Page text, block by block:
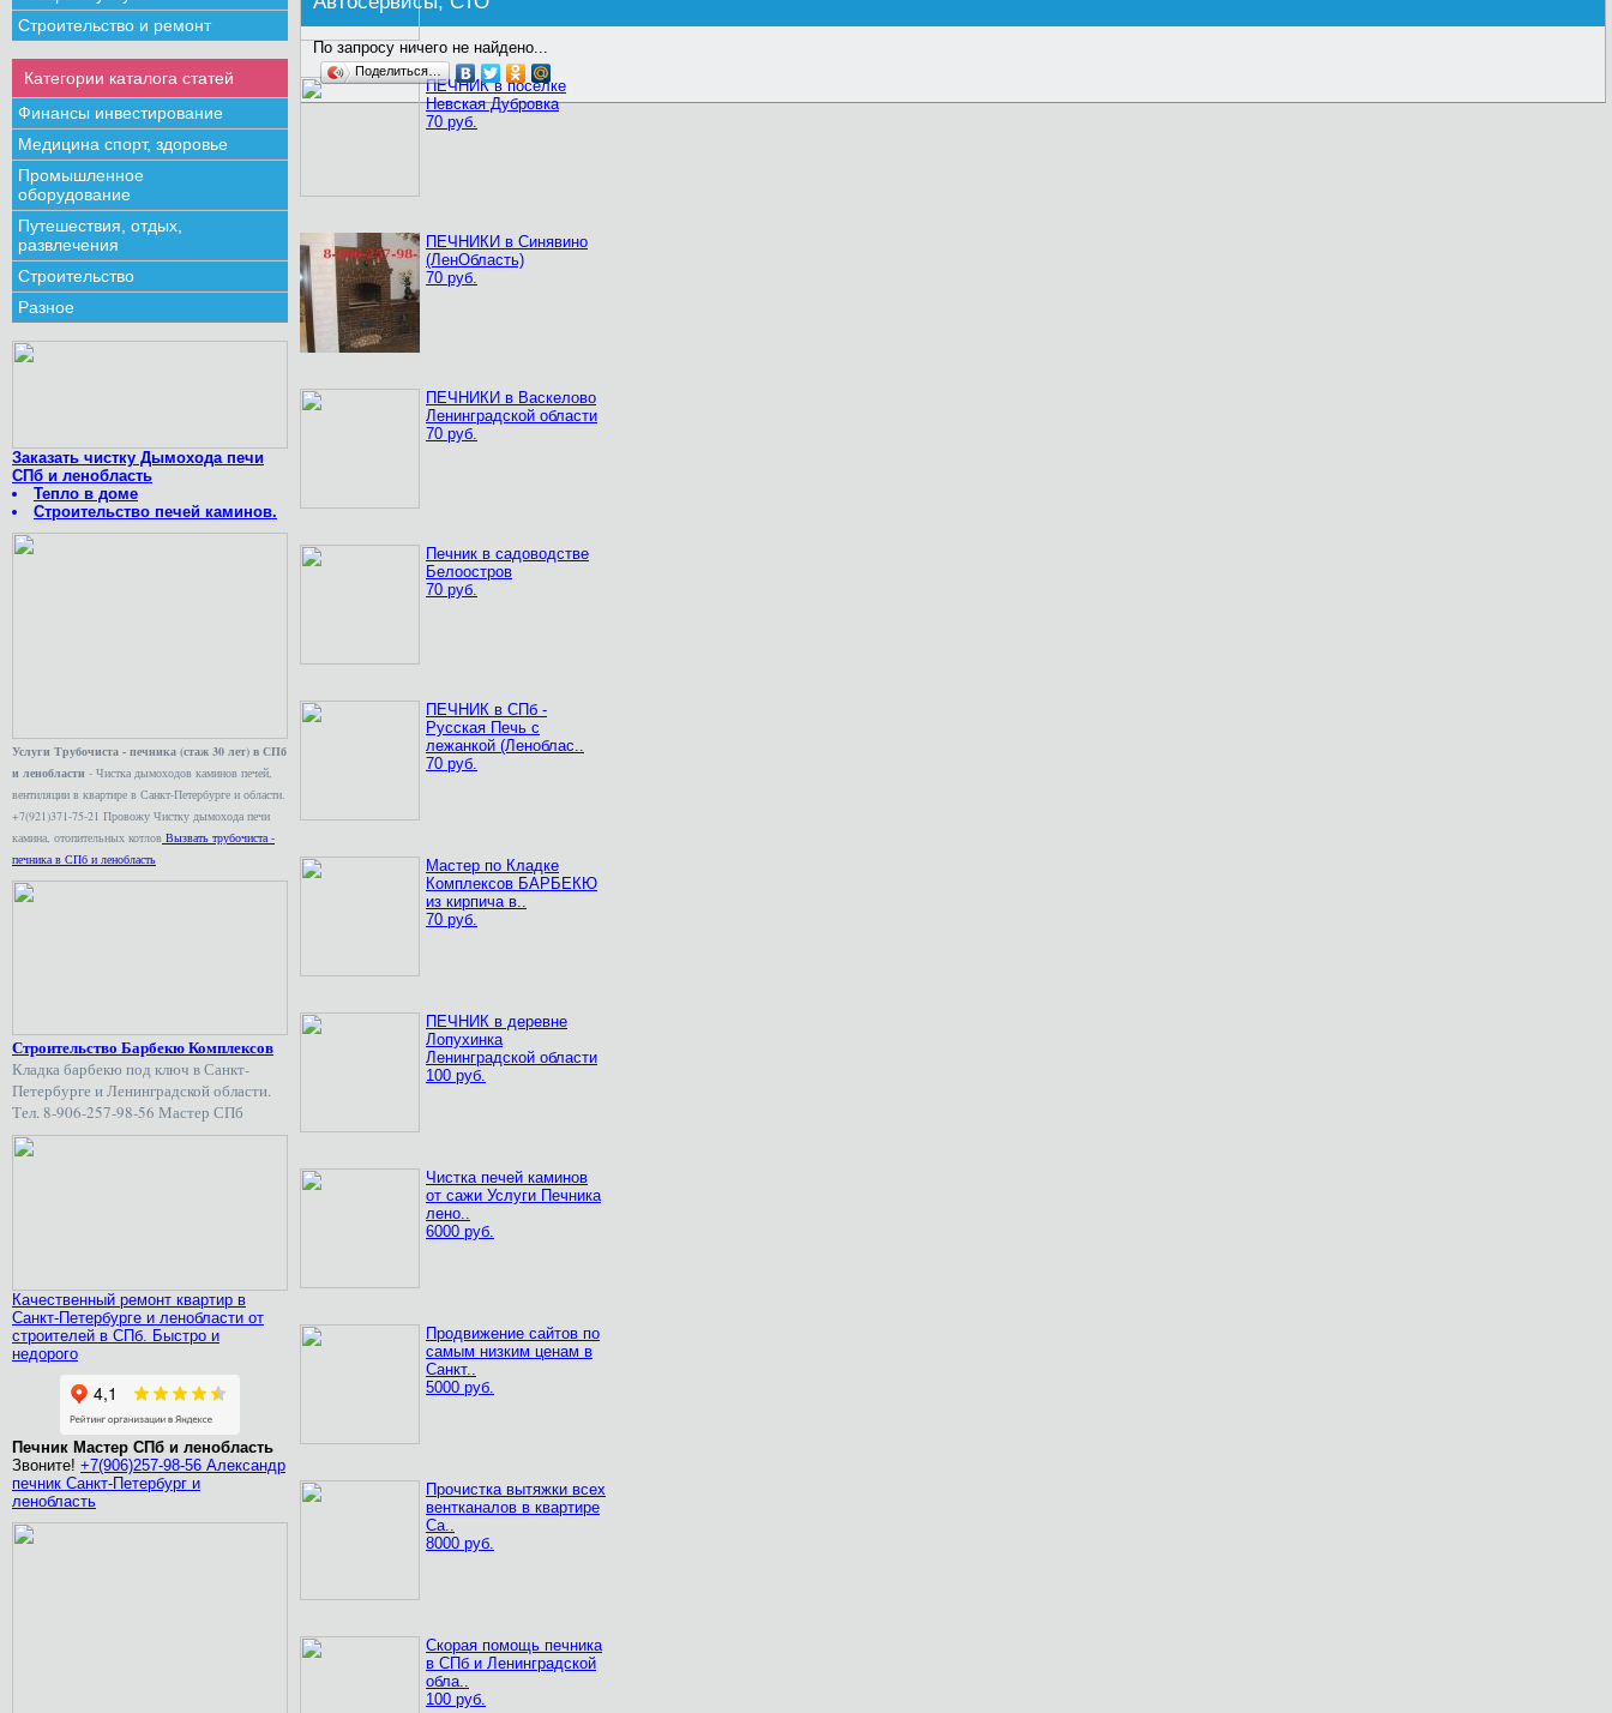
ПЕЧНИК в поселке
Невская Дубровка
70 руб.
ПЕЧНИКИ в Синявино
(ЛенОбласть)
70 руб.
ПЕЧНИКИ в Васкелово
Ленинградской области
70 руб.
Печник в садоводстве
Белоостров
70 руб.
ПЕЧНИК в СПб -
Русская Печь с
лежанкой (Леноблас..
70 руб.
Мастер по Кладке
Комплексов БАРБЕКЮ
из кирпича в..
70 руб.
ПЕЧНИК в деревне
Лопухинка
Ленинградской области
100 руб.
Чистка печей каминов
от сажи Услуги Печника
лено..
6000 руб.
Продвижение сайтов по
самым низким ценам в
Санкт..
5000 руб.
Прочистка вытяжки всех
вентканалов в квартире
Са..
8000 руб.
Скорая помощь печника
в СПб и Ленинградской
обла..
100 руб.
По запросу ничего не найдено...
Поделиться…
Строительство и ремонт
Категории каталога статей
Финансы инвестирование
Медицина спорт, здоровье
Промышленное
оборудование
Путешествия, отдых,
развлечения
Строительство
Разное
Заказать чистку Дымохода печи
СПб и ленобласть
Тепло в доме
Строительство печей каминов.
Услуги Трубочиста - печника (стаж 30 лет) в СПб
и ленобласти - Чистка дымоходов каминов печей,
вентиляции в квартире в Санкт-Петербурге и области.
+7(921)371-75-21 Провожу Чистку дымохода печи
камина, отопительных котлов Вызвать трубочиста -
печника в СПб и ленобласть
Строительство Барбекю Комплексов
Кладка барбекю под ключ в Санкт-
Петербурге и Ленинградской области.
Тел. 8-906-257-98-56 Мастер СПб
Качественный ремонт квартир в
Санкт-Петербурге и ленобласти от
строителей в СПб. Быстро и
недорого
Печник Мастер СПб и ленобласть
Звоните! +7(906)257-98-56 Александр
печник Санкт-Петербург и
ленобласть